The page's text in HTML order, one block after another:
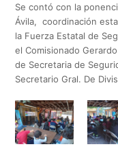
Se contó con la
Ávila, coordinación
la Fuerza Estatal de
el Comisionado
de Secretaria de
Secretario Gral. De